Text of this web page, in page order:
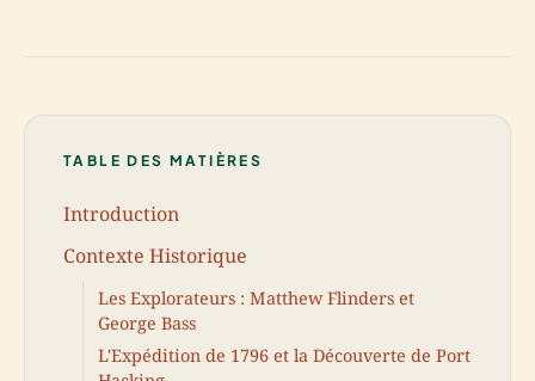
TABLE DES MATIÈRES
Introduction
Contexte Historique
Les Explorateurs : Matthew Flinders et
George Bass
L'Expédition de 1796 et la Découverte de Port